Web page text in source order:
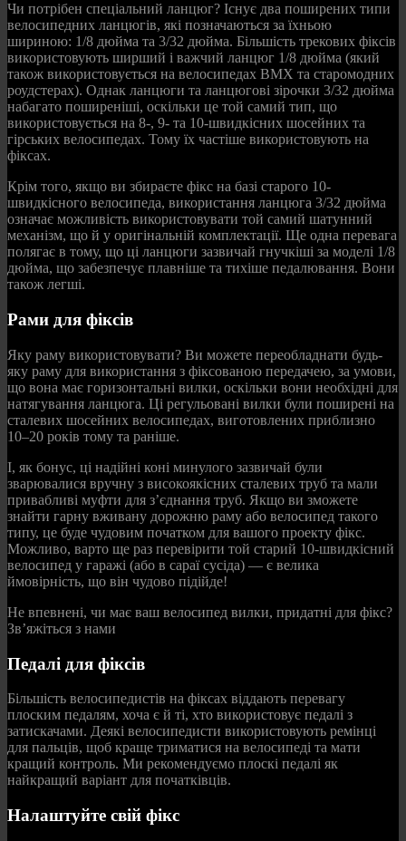
Чи потрібен спеціальний ланцюг? Існує два поширених типи
велосипедних ланцюгів, які позначаються за їхньою
шириною: 1/8 дюйма та 3/32 дюйма. Більшість трекових фіксів
використовують ширший і важчий ланцюг 1/8 дюйма (який
також використовується на велосипедах BMX та старомодних
роудстерах). Однак ланцюги та ланцюгові зірочки 3/32 дюйма
набагато поширеніші, оскільки це той самий тип, що
використовується на 8-, 9- та 10-швидкісних шосейних та
гірських велосипедах. Тому їх частіше використовують на
фіксах.
Крім того, якщо ви збираєте фікс на базі старого 10-
швидкісного велосипеда, використання ланцюга 3/32 дюйма
означає можливість використовувати той самий шатунний
механізм, що й у оригінальній комплектації. Ще одна перевага
полягає в тому, що ці ланцюги зазвичай гнучкіші за моделі 1/8
дюйма, що забезпечує плавніше та тихіше педалювання. Вони
також легші.
Рами для фіксів
Яку раму використовувати? Ви можете переобладнати будь-
яку раму для використання з фіксованою передачею, за умови,
що вона має горизонтальні вилки, оскільки вони необхідні для
натягування ланцюга. Ці регульовані вилки були поширені на
сталевих шосейних велосипедах, виготовлених приблизно
10–20 років тому та раніше.
І, як бонус, ці надійні коні минулого зазвичай були
зварювалися вручну з високоякісних сталевих труб та мали
привабливі муфти для з’єднання труб. Якщо ви зможете
знайти гарну вживану дорожню раму або велосипед такого
типу, це буде чудовим початком для вашого проекту фікс.
Можливо, варто ще раз перевірити той старий 10-швидкісний
велосипед у гаражі (або в сараї сусіда) — є велика
ймовірність, що він чудово підійде!
Не впевнені, чи має ваш велосипед вилки, придатні для фікс?
Зв’яжіться з нами
Педалі для фіксів
Більшість велосипедистів на фіксах віддають перевагу
плоским педалям, хоча є й ті, хто використовує педалі з
затискачами. Деякі велосипедисти використовують ремінці
для пальців, щоб краще триматися на велосипеді та мати
кращий контроль. Ми рекомендуємо плоскі педалі як
найкращий варіант для початківців.
Налаштуйте свій фікс